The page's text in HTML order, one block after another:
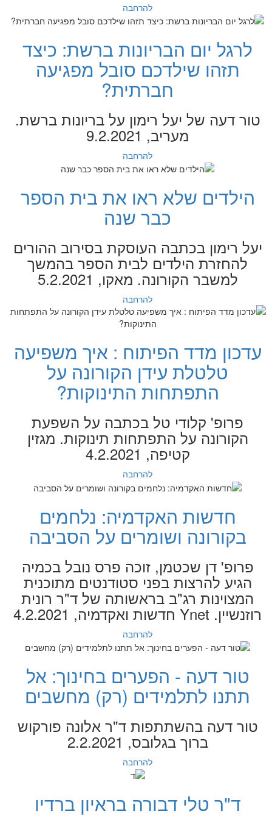
להרחבה
לרגל יום הבריונות ברשת: כיצד
תזהו שילדכם סובל מפגיעה
חברתית?
טור דעה של יעל רימון על בריונות ברשת.
מעריב, 9.2.2021
להרחבה
הילדים שלא ראו את בית הספר
כבר שנה
יעל רימון בכתבה העוסקת בסירוב ההורים
להחזרת הילדים לבית הספר בהמשך
למשבר הקורונה. מאקו, 5.2.2021
להרחבה
עדכון מדד הפיתוח : איך משפיעה
טלטלת עידן הקורונה על
התפתחות התינוקות?
פרופ' קלודי טל בכתבה על השפעת
הקורונה על התפתחות תינוקות. מגזין
קטיפה, 4.2.2021
להרחבה
חדשות האקדמיה: נלחמים
בקורונה ושומרים על הסביבה
פרופ' דן שכטמן, זוכה פרס נובל בכמיה
הגיע להרצות בפני סטודנטים מתוכנית
המצוינות רג"ב בראשותה של ד"ר רונית
רוזנשיין. Ynet חדשות ואקדמיה, 4.2.2021
להרחבה
טור דעה - הפערים בחינוך: אל
תתנו לתלמידים (רק) מחשבים
טור דעה בהשתתפות ד"ר אלונה פורקוש
ברוך בגלובס, 2.2.2021
להרחבה
ד"ר טלי דבורה בראיון ברדיו